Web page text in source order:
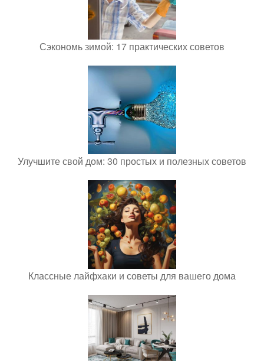
Сэкономь зимой: 17 практических советов
Улучшите свой дом: 30 простых и полезных советов
Классные лайфхаки и советы для вашего дома